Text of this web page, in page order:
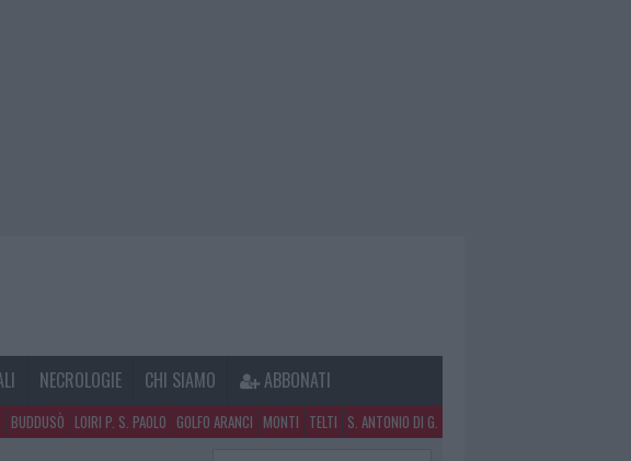
NECROLOGIE CHI SIAMO ABBONATI
BUDDUSÒ LOIRI P. S. PAOLO GOLFO ARANCI MONTI TELTI S. ANTONIO DI G.